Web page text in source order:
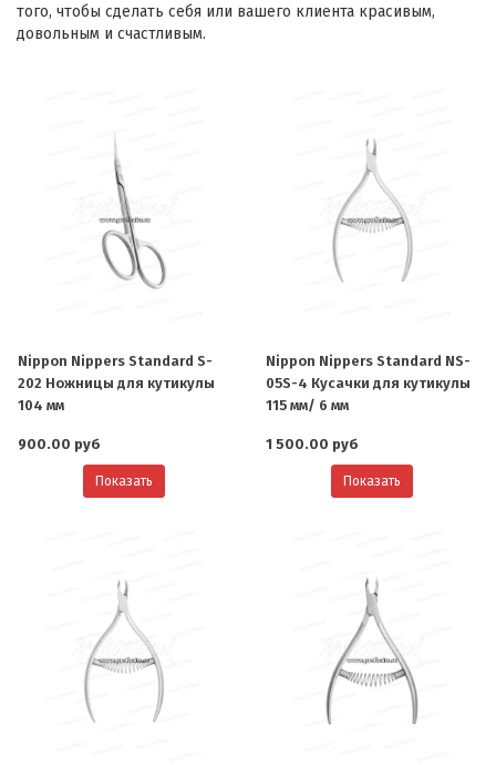
того, чтобы сделать себя или вашего клиента красивым,
довольным и счастливым.
Nippon Nippers Standard S-
202 Ножницы для кутикулы
104 мм
900.00 руб
Показать
Nippon Nippers Standard NS-
05S-4 Кусачки для кутикулы
115 мм/ 6 мм
1 500.00 руб
Показать